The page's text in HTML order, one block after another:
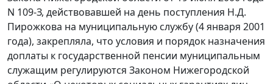
N 109-З, действовавшей на день поступления Н.Д.
Пирожкова на муниципальную службу (4 января 2001
года), закрепляла, что условия и порядок назначения
доплаты к государственной пенсии муниципальным
служащим регулируются Законом Нижегородской